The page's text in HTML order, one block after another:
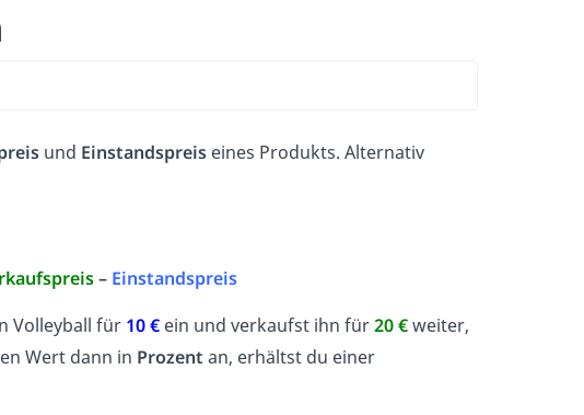
und Einstandspreis eines Produkts. Alternativ
– Einstandspreis
Volleyball für 10 € ein und verkaufst ihn für20 €weiter,
Wert dann in Prozent an, erhältst du einer